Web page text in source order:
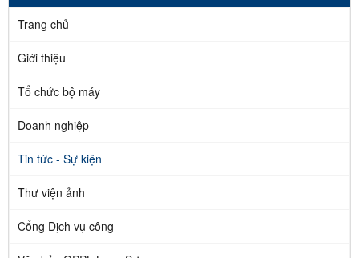
Trang chủ
Giới thiệu
Tổ chức bộ máy
Doanh nghiệp
Tin tức - Sự kiện
Thư viện ảnh
Cổng Dịch vụ công